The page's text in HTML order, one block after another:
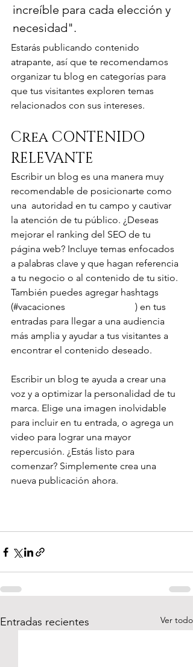
increíble para cada elección y
necesidad".
Estarás publicando contenido
atrapante, así que te recomendamos
organizar tu blog en categorías para
que tus visitantes exploren temas
relacionados con sus intereses.
Crea CONTENIDO
RELEVANTE
Escribir un blog es una manera muy
recomendable de posicionarte como
una  autoridad en tu campo y cautivar
la atención de tu público. ¿Deseas
mejorar el ranking del SEO de tu
página web? Incluye temas enfocados
a palabras clave y que hagan referencia
a tu negocio o al contenido de tu sitio.
También puedes agregar hashtags
(#vacaciones
) en tus
entradas para llegar a una audiencia
más amplia y ayudar a tus visitantes a
encontrar el contenido deseado.
Escribir un blog te ayuda a crear una
voz y a optimizar la personalidad de tu
marca. Elige una imagen inolvidable
para incluir en tu entrada, o agrega un
video para lograr una mayor
repercusión. ¿Estás listo para
comenzar? Simplemente crea una
nueva publicación ahora.
Entradas recientes Ver todo